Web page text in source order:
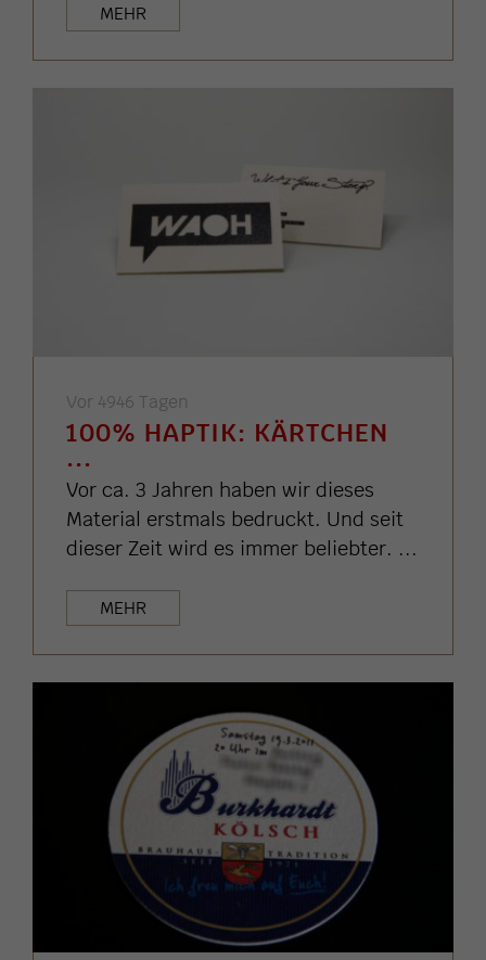
MEHR
Vor 4946 Tagen
100% HAPTIK: KÄRTCHEN
...
Vor ca. 3 Jahren haben wir dieses
Material erstmals bedruckt. Und seit
dieser Zeit wird es immer beliebter. ...
MEHR